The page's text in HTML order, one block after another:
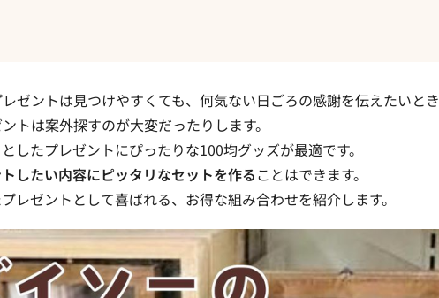
ゼントは見つけやすくても、何気ない日ごろの感謝を伝えたいとき
トは案外探すのが大変だったりします。
したプレゼントにぴったりな100均グッズが最適です。
したい内容にピッタリなセットを作ることはできます。
レゼントとして喜ばれる、お得な組み合わせを紹介します。